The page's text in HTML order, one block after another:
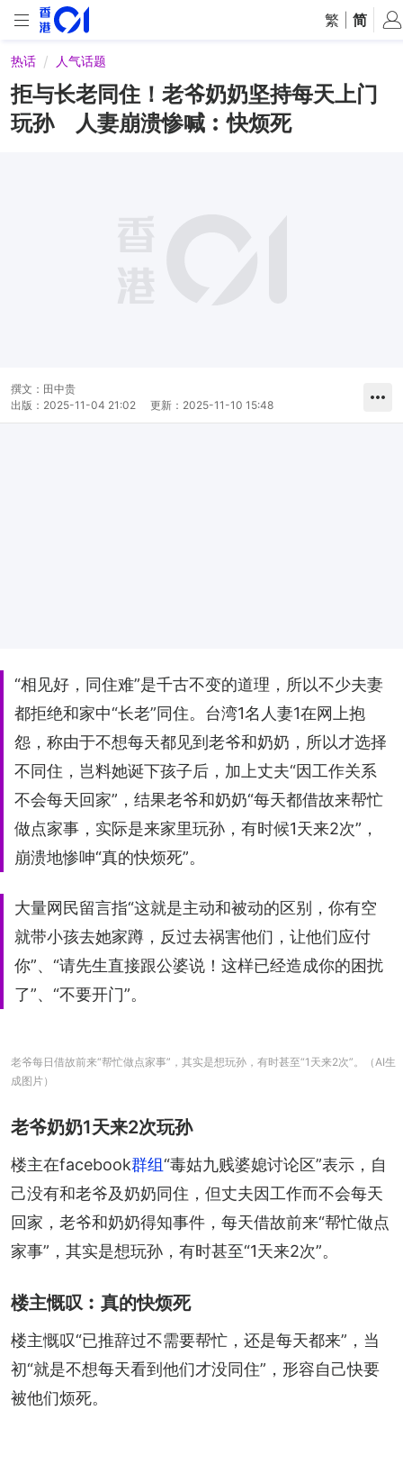
繁 简
热话 人气话题
拒与长老同住！老爷奶奶坚持每天上门
玩孙 人妻崩溃惨喊︰快烦死
撰文： 田中贵
出版： 2025-11-04 21:02 更新： 2025-11-10 15:48
“相见好，同住难”是千古不变的道理，所以不少夫妻
都拒绝和家中“长老”同住。台湾1名人妻1在网上抱
怨，称由于不想每天都见到老爷和奶奶，所以才选择
不同住，岂料她诞下孩子后，加上丈夫“因工作关系
不会每天回家”，结果老爷和奶奶“每天都借故来帮忙
做点家事，实际是来家里玩孙，有时候1天来2次”，
崩溃地惨呻“真的快烦死”。
大量网民留言指“这就是主动和被动的区别，你有空
就带小孩去她家蹲，反过去祸害他们，让他们应付
你”、“请先生直接跟公婆说！这样已经造成你的困扰
了”、“不要开门”。
老爷每日借故前来“帮忙做点家事”，其实是想玩孙，有时甚至“1天来2次”。（AI生
成图片）
老爷奶奶1天来2次玩孙
楼主在facebook群组“毒姑九贱婆媳讨论区”表示，自
己没有和老爷及奶奶同住，但丈夫因工作而不会每天
回家，老爷和奶奶得知事件，每天借故前来“帮忙做点
家事”，其实是想玩孙，有时甚至“1天来2次”。
楼主慨叹︰真的快烦死
楼主慨叹“已推辞过不需要帮忙，还是每天都来”，当
初“就是不想每天看到他们才没同住”，形容自己快要
被他们烦死。